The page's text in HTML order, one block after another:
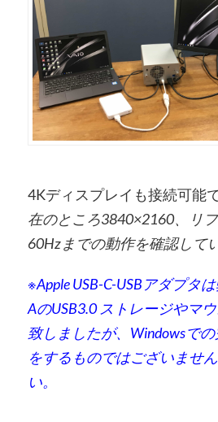
4Kディスプレイも接続可能
在のところ3840×2160、リ
60Hzまでの動作を確認して
※Apple USB-C-USBアダプタ
AのUSB3.0 ストレージやマ
致しましたが、Windowsで
をするものではございませ
い。